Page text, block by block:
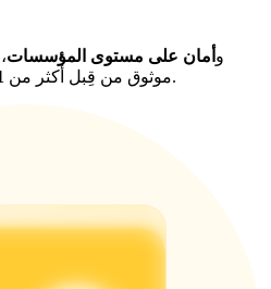
و أمان على مستوى المؤسسات،
موثوق من قِبل أكثر من 41 .